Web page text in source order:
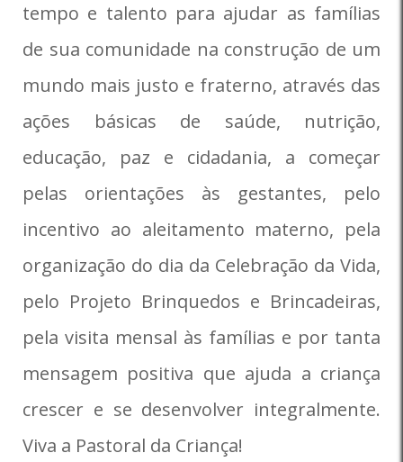
tempo e talento para ajudar as famílias
de sua comunidade na construção de um
mundo mais justo e fraterno, através das
ações básicas de saúde, nutrição,
educação, paz e cidadania, a começar
pelas orientações às gestantes, pelo
incentivo ao aleitamento materno, pela
organização do dia da Celebração da Vida,
pelo Projeto Brinquedos e Brincadeiras,
pela visita mensal às famílias e por tanta
mensagem positiva que ajuda a criança
crescer e se desenvolver integralmente.
Viva a Pastoral da Criança!